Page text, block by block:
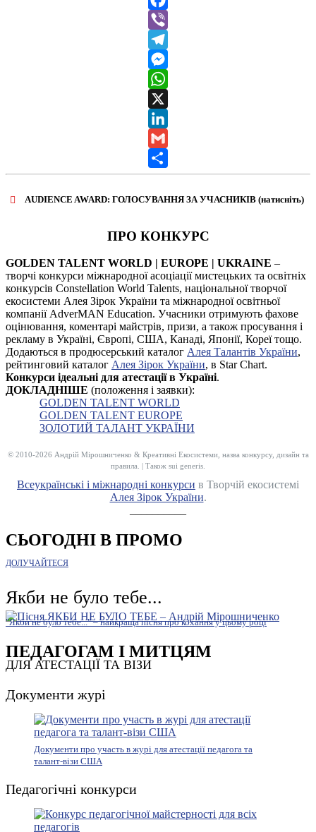
Facebook
Viber
Telegram
Messenger
WhatsApp
X
LinkedIn
Gmail
Share
AUDIENCE AWARD: ГОЛОСУВАННЯ ЗА УЧАСНИКІВ (натисніть)
AUDIENCE AWARD
ПРО КОНКУРС
GOLDEN TALENT WORLD | EUROPE | UKRAINE –
творчі конкурси міжнародної асоціації мистецьких та освітніх
конкурсів Constellation World Talents, національної творчої
екосистеми Алея Зірок України та міжнародної освітньої
компанії AdverMAN Education. Учасники отримують фахове
оцінювання, коментарі майстрів, призи, а також просування і
рекламу в Україні, Європі, США, Канаді, Японії, Кореї тощо.
Додаються в продюсерський каталог Алея Талантів України,
рейтинговий каталог Алея Зірок України, в Star Chart.
Конкурси ідеальні для атестації в Україні.
ДОКЛАДНІШЕ (положення і заявки):
GOLDEN TALENT WORLD
GOLDEN TALENT EUROPE
ЗОЛОТИЙ ТАЛАНТ УКРАЇНИ
© 2010-2026 Андрій Мірошниченко & Креативні Екосистеми, назва конкурсу, дизайн та
правила. | Також sui generis.
Всеукраїнські і міжнародні конкурси в Творчій екосистемі
Алея Зірок України.
СЬОГОДНІ В ПРОМО
ДОЛУЧАЙТЕСЯ
Якби не було тебе...
"Якби не було тебе..." – найкраща пісня про кохання у цьому році
ПЕДАГОГАМ І МИТЦЯМ
ДЛЯ АТЕСТАЦІЇ ТА ВІЗИ
Документи журі
Документи про участь в журі для атестації педагога та
талант-візи США
Педагогічні конкурси